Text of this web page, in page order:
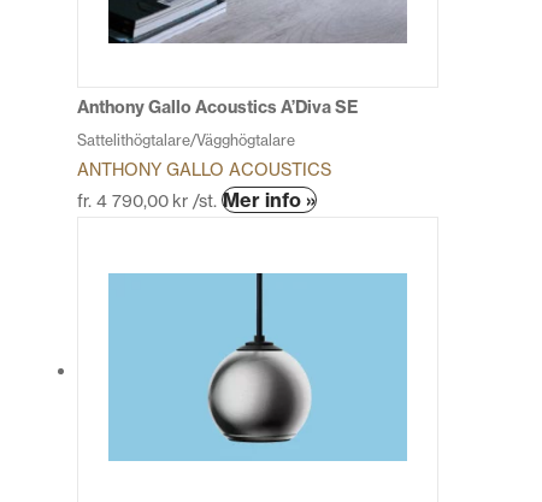
kan
väljas
produktsidan
Anthony Gallo Acoustics A’Diva SE
Sattelithögtalare/Vägghögtalare
ANTHONY GALLO ACOUSTICS
fr. 4 790,00 kr /st. Mer info »Den
har